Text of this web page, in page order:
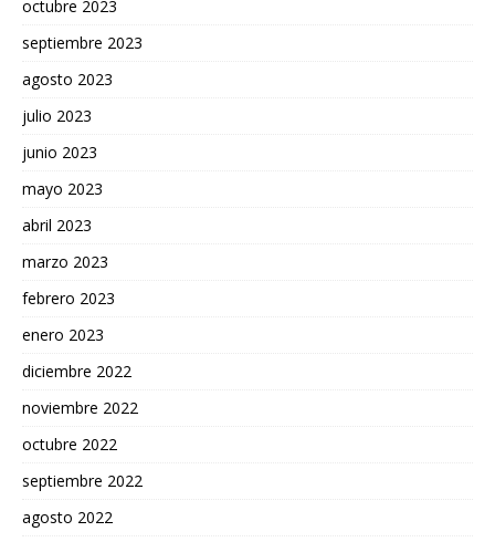
octubre 2023
septiembre 2023
agosto 2023
julio 2023
junio 2023
mayo 2023
abril 2023
marzo 2023
febrero 2023
enero 2023
diciembre 2022
noviembre 2022
octubre 2022
septiembre 2022
agosto 2022